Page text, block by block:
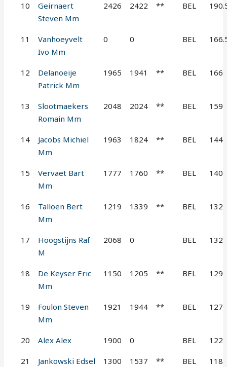
10
Geirnaert
Steven Mm
2426 2422 ** BEL
11
Vanhoeyvelt
Ivo Mm
0 0 BEL
12
Delanoeije
Patrick Mm
1965 1941 ** BEL 166
13
Slootmaekers
Romain Mm
2048 2024 ** BEL 159
14
Jacobs Michiel
Mm
1963 1824 ** BEL 144
15
Vervaet Bart
Mm
1777 1760 ** BEL 140
16
Talloen Bert
Mm
1219 1339 ** BEL 132
17
Hoogstijns Raf
M
2068 0 BEL 132
18
De Keyser Eric
Mm
1150 1205 ** BEL 129
19
Foulon Steven
Mm
1921 1944 ** BEL 127
20 Alex Alex 1900 0 BEL 122
21
Jankowski Edsel
1300 1537 ** BEL 118